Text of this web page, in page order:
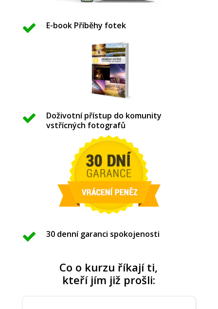
E-book Příběhy fotek
Doživotní přístup do komunity
vstřícných fotografů
30 denní garanci spokojenosti
Co o kurzu říkají ti,
kteří jím již prošli: